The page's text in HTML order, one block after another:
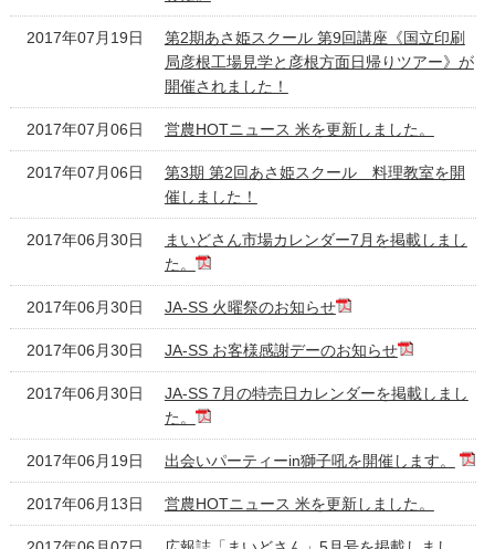
2017年07月19日
第2期あさ姫スクール 第9回講座《国立印刷
局彦根工場見学と彦根方面日帰りツアー》が
開催されました！
2017年07月06日 営農HOTニュース 米を更新しました。
2017年07月06日
第3期 第2回あさ姫スクール 料理教室を開
催しました！
2017年06月30日
まいどさん市場カレンダー7月を掲載しまし
た。
2017年06月30日 JA-SS 火曜祭のお知らせ
2017年06月30日 JA-SS お客様感謝デーのお知らせ
2017年06月30日
JA-SS 7月の特売日カレンダーを掲載しまし
た。
2017年06月19日 出会いパーティーin獅子吼を開催します。
2017年06月13日 営農HOTニュース 米を更新しました。